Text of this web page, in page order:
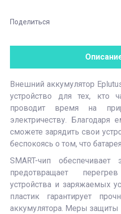
Поделиться
Внешний аккумулятор
устройство для тех, кто
проводит время на
электричеству.
сможете зарядить свои
беспокоясь о том, что
SMART-чип
предотвращает
устройства и заряжаемых
пластик гарантирует
аккумулятора. Меры защиты